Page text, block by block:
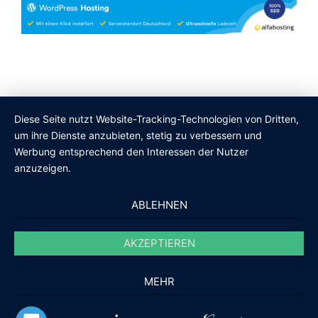
Diese Seite nutzt Website-Tracking-Technologien von Dritten,
um ihre Dienste anzubieten, stetig zu verbessern und
Werbung entsprechend den Interessen der Nutzer
anzuzeigen.
ABLEHNEN
AKZEPTIEREN
MEHR